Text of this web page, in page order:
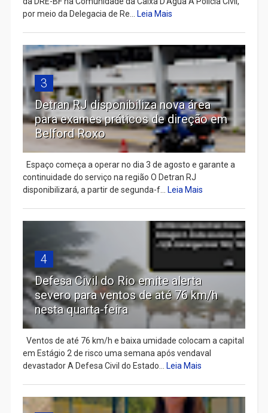
por meio da Delegacia de Re...
Leia Mais
3
Detran RJ disponibiliza nova área
para exames práticos de direção em
Belford Roxo
Espaço começa a operar no dia 3 de agosto e garante a
continuidade do serviço na região O Detran RJ
disponibilizará, a partir de segunda-f...
Leia Mais
4
Defesa Civil do Rio emite alerta
severo para ventos de até 76 km/h
nesta quarta-feira
Ventos de até 76 km/h e baixa umidade colocam a capital
em Estágio 2 de risco uma semana após vendaval
devastador A Defesa Civil do Estado...
Leia Mais